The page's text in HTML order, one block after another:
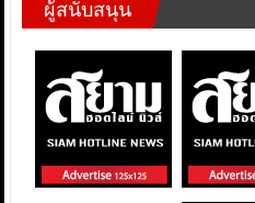
ผู้สนับสนุน